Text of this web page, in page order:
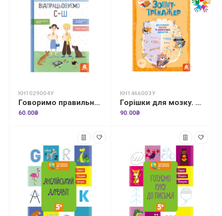
КН1029004У
Говоримо правильно. Відпрацьовуємо С-Ш
60.00₴
КН1466003У
Горішки для мозку. Зошит-тренажер для розвитку творчих та аналітичних здібностей
90.00₴